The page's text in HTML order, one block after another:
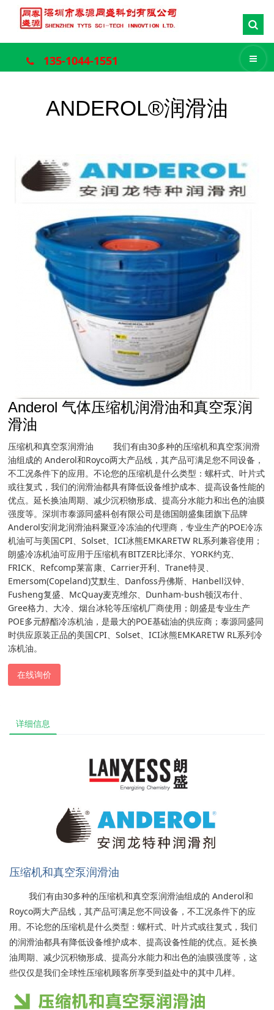
135-1044-1551
ANDEROL®润滑油
Anderol 气体压缩机润滑油和真空泵润
滑油
压缩机和真空泵润滑油 我们有由30多种的压缩机和真空泵润滑
油组成的 Anderol和Royco两大产品线，其产品可满足您不同设备，
不工况条件下的应用。不论您的压缩机是什么类型：螺杆式、叶片式
或往复式，我们的润滑油都具有降低设备维护成本、提高设备性能的
优点。延长换油周期、减少沉积物形成、提高分水能力和出色的油膜
强度等。深圳市泰源同盛科创有限公司是德国朗盛集团旗下品牌
Anderol安润龙润滑油科聚亚冷冻油的代理商，专业生产的POE冷冻
机油可与美国CPI、Solset、ICI冰熊EMKARETW RL系列兼容使用；
朗盛冷冻机油可应用于压缩机有BITZER比泽尔、YORK约克、
FRICK、Refcomp莱富康、Carrier开利、Trane特灵、
Emersom(Copeland)艾默生、Danfoss丹佛斯、Hanbell汉钟、
Fusheng复盛、McQuay麦克维尔、Dunham-bush顿汉布什、
Gree格力、大冷、烟台冰轮等压缩机厂商使用；朗盛是专业生产
POE多元醇酯冷冻机油，是最大的POE基础油的供应商；泰源同盛同
时供应原装正品的美国CPI、Solset、ICI冰熊EMKARETW RL系列冷
冻机油。
在线询价
详细信息
压缩机和真空泵润滑油
我们有由30多种的压缩机和真空泵润滑油组成的 Anderol和
Royco两大产品线，其产品可满足您不同设备，不工况条件下的应
用。不论您的压缩机是什么类型：螺杆式、叶片式或往复式，我们
的润滑油都具有降低设备维护成本、提高设备性能的优点。延长换
油周期、减少沉积物形成、提高分水能力和出色的油膜强度等，这
些仅仅是我们全球性压缩机顾客所享受到益处中的其中几样。